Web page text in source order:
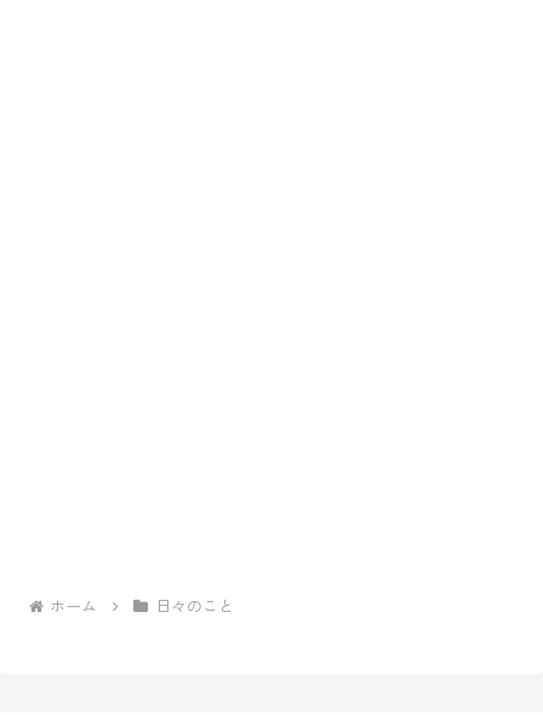
ホーム 日々のこと